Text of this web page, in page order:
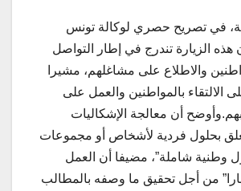
في تصريح حصري لوكالة تونس
أن هذه الزيارة تندرج في إطار التواصل
والاطلاع على مشاغلهم، مشيرا
الالتقاء بالمواطنين والعمل على
أن معالجة الإشكاليات
بحلول فردية لأشخاص أو مجموعات
وطنية شاملة”، مضيفا أن العمل
من أجل تحقيق ما وصفه بالمطالب